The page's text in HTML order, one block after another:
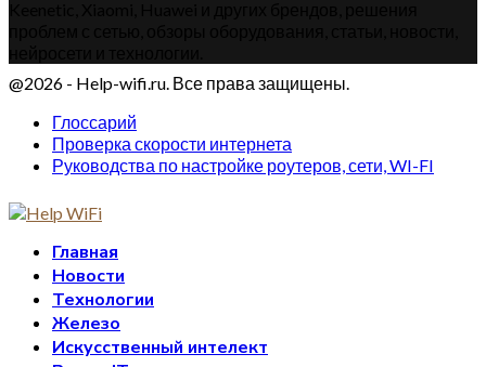
@2026 - Help-wifi.ru. Все права защищены.
Глоссарий
Проверка скорости интернета
Руководства по настройке роутеров, сети, WI-FI
Главная
Новости
Технологии
Железо
Искусственный интелект